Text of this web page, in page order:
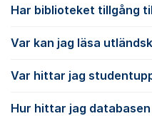
Har biblioteket tillgång
Var kan jag läsa
Var hittar jag
Hur hittar jag